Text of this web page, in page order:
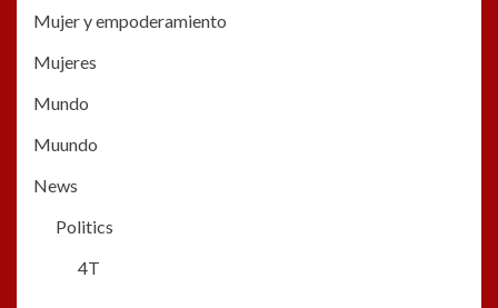
Mujer y empoderamiento
Mujeres
Mundo
Muundo
News
Politics
4T